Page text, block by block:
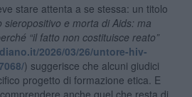
stare attenta a se stessa: un titolo
e morta di Aids: ma
“il fatto non costituisce reato”
2026/03/26/untore-hiv-
) suggerisce che alcuni giudici
progetto di formazione etica. E
anche quel che resta di